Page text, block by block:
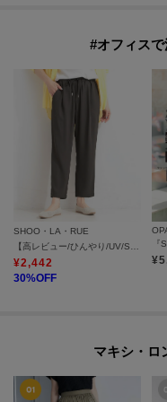
#オフィス
SHOO・LA・RUE
【高レビュー/ひんやり/UV/SS-3L/セットアップ可】さらさらぷるん イージーテーパードパンツ
¥2,442
30%OFF
¥
マキシ・ロ